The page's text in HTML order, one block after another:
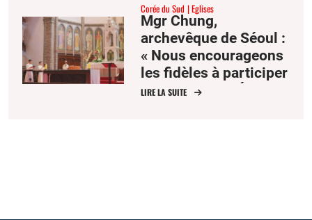
Corée du Sud Eglises
Mgr Chung,
archevêque de Séoul :
« Nous encourageons
les fidèles à participer
à la prière de l’Église »
LIRE LA SUITE